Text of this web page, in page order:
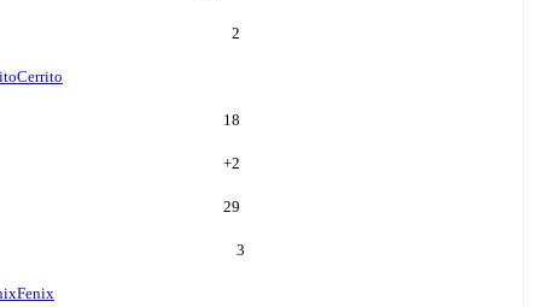
2
Cerrito
18
+2
29
3
Fenix